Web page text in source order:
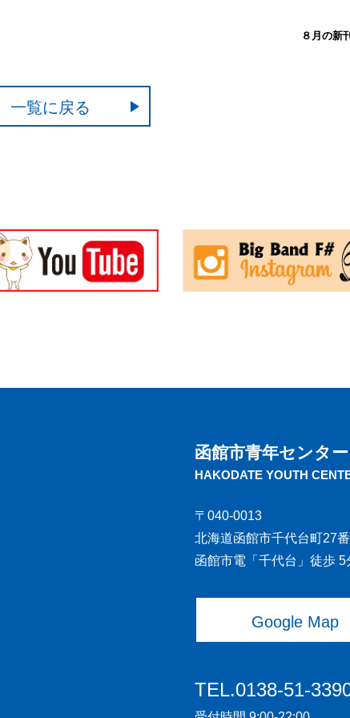
８月の新
一覧に戻る
函館市青年センター
HAKODATE YOUTH
〒040-0013
北海道函館市千代台町27
函館市電「千代台」徒歩 5
Google Map
TEL.0138-51-